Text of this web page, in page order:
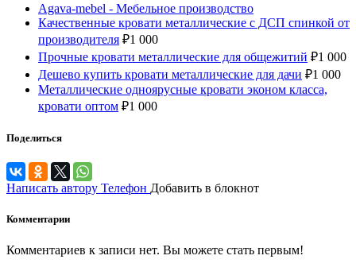
Agava-mebel - Мебельное производство
Качественные кровати металлические с ДСП спинкой от
производителя ₽1 000
Прочные кровати металлические для общежитий ₽1 000
Дешево купить кровати металлические для дачи ₽1 000
Металлические одноярусные кровати эконом класса,
кровати оптом ₽1 000
Поделиться
Написать автору Телефон Добавить в блокнот
Комментарии
Комментариев к записи нет. Вы можете стать первым!